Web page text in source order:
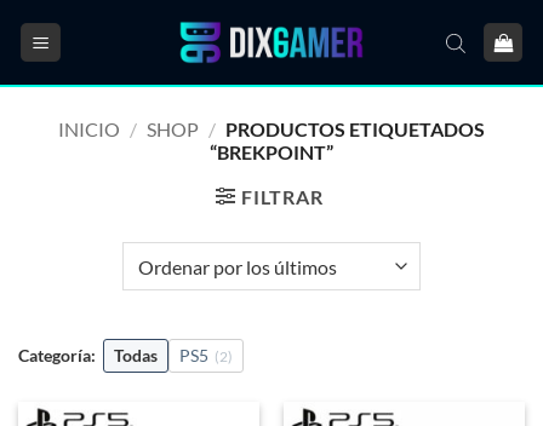
INICIO / SHOP / PRODUCTOS ETIQUETADOS
“BREKPOINT”
FILTRAR
Categoría: Todas PS5 (2)